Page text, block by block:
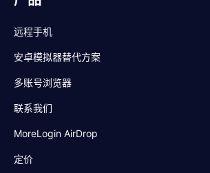
远程手机
安卓模拟器替代方案
多账号浏览器
联系我们
MoreLogin AirDrop
定价